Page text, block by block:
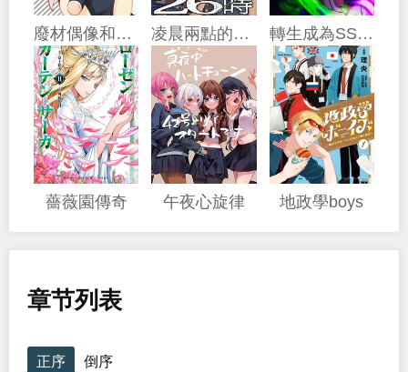
廢材偶像和世上唯一的粉絲 凌晨兩點的蠢女人 轉生成為SSS級哥布林
薔薇園傳奇 午夜心旋律 地政學boys
章节列表
正序 倒序